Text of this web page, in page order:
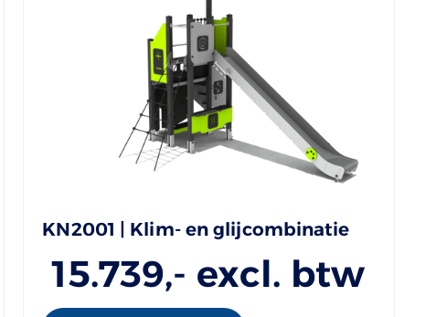
KN2001 | Klim- en glijcombinatie
15.739,- excl. btw